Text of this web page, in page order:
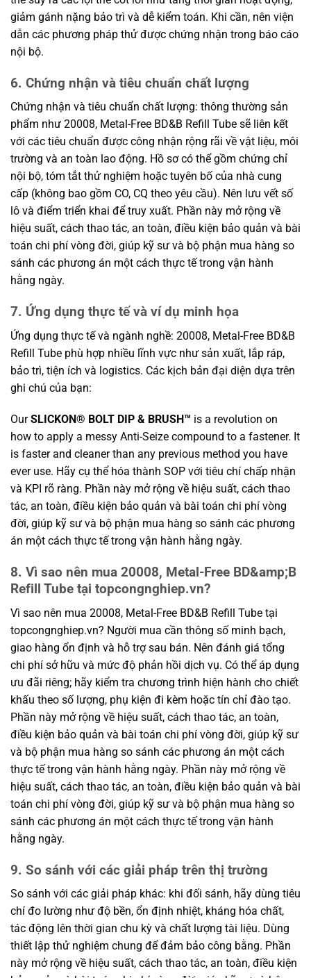
giảm gánh nặng bảo trì và dễ kiểm toán. Khi cần, nên viện
dẫn các phương pháp thử được chứng nhận trong báo cáo
nội bộ.
6. Chứng nhận và tiêu chuẩn chất lượng
Chứng nhận và tiêu chuẩn chất lượng: thông thường sản
phẩm như 20008, Metal-Free BD&B Refill Tube sẽ liên kết
với các tiêu chuẩn được công nhận rộng rãi về vật liệu, môi
trường và an toàn lao động. Hồ sơ có thể gồm chứng chỉ
nội bộ, tóm tắt thử nghiệm hoặc tuyên bố của nhà cung
cấp (không bao gồm CO, CQ theo yêu cầu). Nên lưu vết số
lô và điểm triển khai để truy xuất. Phần này mở rộng về
hiệu suất, cách thao tác, an toàn, điều kiện bảo quản và bài
toán chi phí vòng đời, giúp kỹ sư và bộ phận mua hàng so
sánh các phương án một cách thực tế trong vận hành
hằng ngày.
7. Ứng dụng thực tế và ví dụ minh họa
Ứng dụng thực tế và ngành nghề: 20008, Metal-Free BD&B
Refill Tube phù hợp nhiều lĩnh vực như sản xuất, lắp ráp,
bảo trì, tiện ích và logistics. Các kịch bản đại diện dựa trên
ghi chú của bạn:
OurSLICKON® BOLT DIP & BRUSH™ is a revolution on
how to apply a messy Anti-Seize compound to a fastener. It
is faster and cleaner than any previous method you have
ever use. Hãy cụ thể hóa thành SOP với tiêu chí chấp nhận
và KPI rõ ràng. Phần này mở rộng về hiệu suất, cách thao
tác, an toàn, điều kiện bảo quản và bài toán chi phí vòng
đời, giúp kỹ sư và bộ phận mua hàng so sánh các phương
án một cách thực tế trong vận hành hằng ngày.
8. Vì sao nên mua 20008, Metal-Free BD&amp;B
Refill Tube tại topcongnghiep.vn?
Vì sao nên mua 20008, Metal-Free BD&B Refill Tube tại
topcongnghiep.vn? Người mua cần thông số minh bạch,
giao hàng ổn định và hỗ trợ sau bán. Nên đánh giá tổng
chi phí sở hữu và mức độ phản hồi dịch vụ. Có thể áp dụng
ưu đãi riêng; hãy kiểm tra chương trình hiện hành cho chiết
khấu theo số lượng, phụ kiện đi kèm hoặc tín chỉ đào tạo.
Phần này mở rộng về hiệu suất, cách thao tác, an toàn,
điều kiện bảo quản và bài toán chi phí vòng đời, giúp kỹ sư
và bộ phận mua hàng so sánh các phương án một cách
thực tế trong vận hành hằng ngày. Phần này mở rộng về
hiệu suất, cách thao tác, an toàn, điều kiện bảo quản và bài
toán chi phí vòng đời, giúp kỹ sư và bộ phận mua hàng so
sánh các phương án một cách thực tế trong vận hành
hằng ngày.
9. So sánh với các giải pháp trên thị trường
So sánh với các giải pháp khác: khi đối sánh, hãy dùng tiêu
chí đo lường như độ bền, ổn định nhiệt, kháng hóa chất,
tác động lên thời gian chu kỳ và chất lượng tài liệu. Dùng
thiết lập thử nghiệm chung để đảm bảo công bằng. Phần
này mở rộng về hiệu suất, cách thao tác, an toàn, điều kiện